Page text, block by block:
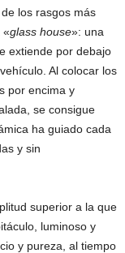
los rasgos más
«glass house»: una
extiende por debajo
Al colocar los
por encima y
se consigue
ha guiado cada
y sin
superior a la que
luminoso y
y pureza, al tiempo